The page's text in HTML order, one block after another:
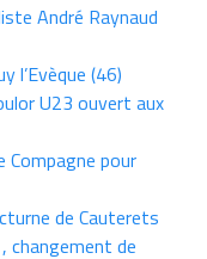
André Raynaud
l’Evèque (46)
U23 ouvert aux
pour
de Cauterets
changement de